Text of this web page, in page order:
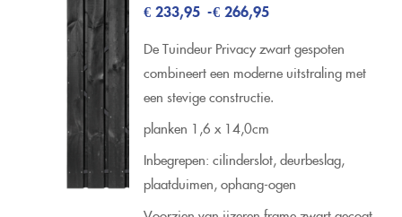
€233,95 -€266,95
De Tuindeur Privacy zwart gespoten
combineert een moderne uitstraling met
een stevige constructie.
planken 1,6 x 14,0cm
Inbegrepen: cilinderslot, deurbeslag,
plaatduimen, ophang-ogen